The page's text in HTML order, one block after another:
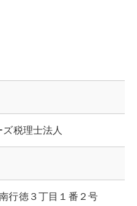
税理士法人
行徳３丁目１番２号